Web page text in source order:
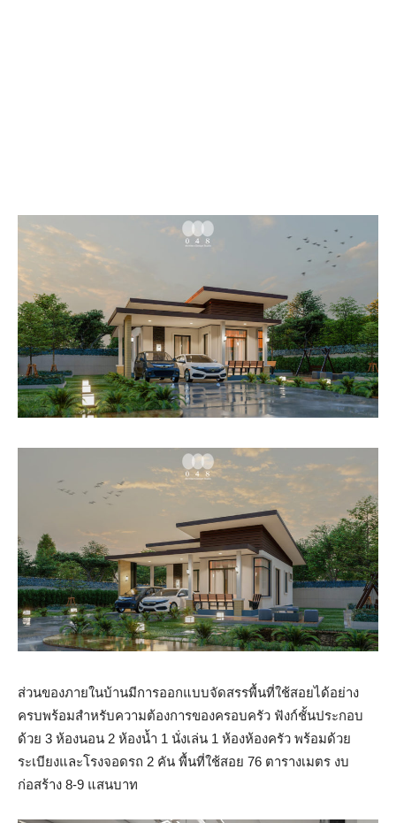
ส่วนของภายในบ้านมีการออกแบบจัดสรรพื้นที่ใช้สอยได้อย่าง
ครบพร้อมสำหรับความต้องการของครอบครัว ฟังก์ชั้นประกอบ
ด้วย 3 ห้องนอน 2 ห้องน้ำ 1 นั่งเล่น 1 ห้องห้องครัว พร้อมด้วย
ระเบียงและโรงจอดรถ 2 คัน พื้นที่ใช้สอย 76 ตารางเมตร งบ
ก่อสร้าง 8-9 แสนบาท